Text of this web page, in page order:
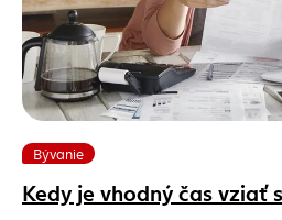
Bývanie
Kedy je vhodný čas vziať